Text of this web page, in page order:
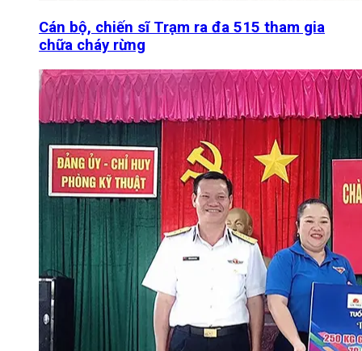
Cán bộ, chiến sĩ Trạm ra đa 515 tham gia
chữa cháy rừng